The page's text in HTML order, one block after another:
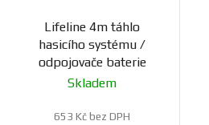
Lifeline 4m táhlo
hasicího systému /
odpojovače baterie
Skladem
653 Kč bez DPH